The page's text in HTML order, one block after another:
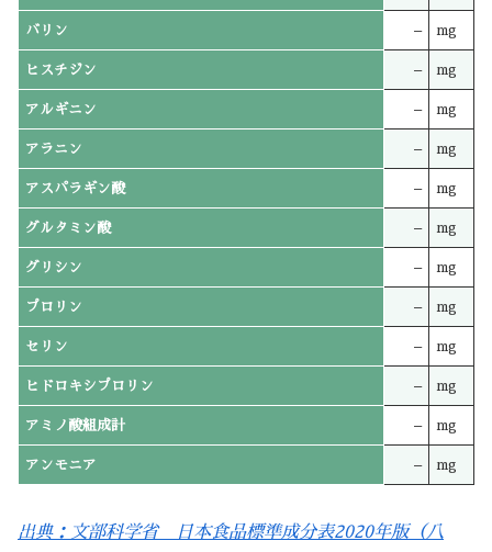
バリン – mg
ヒスチジン – mg
アルギニン – mg
アラニン – mg
アスパラギン酸 – mg
グルタミン酸 – mg
グリシン – mg
プロリン – mg
セリン – mg
ヒドロキシプロリン – mg
アミノ酸組成計 – mg
アンモニア – mg
出典：文部科学省 日本食品標準成分表2020年版（八